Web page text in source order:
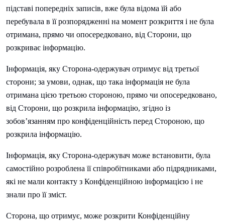
підставі попередніх записів, вже була відома їй або
перебувала в її розпорядженні на момент розкриття і не була
отримана, прямо чи опосередковано, від Сторони, що
розкриває інформацію.
Інформація, яку Сторона-одержувач отримує від третьої
сторони; за умови, однак, що така інформація не була
отримана цією третьою стороною, прямо чи опосередковано,
від Сторони, що розкрила інформацію, згідно із
зобов’язанням про конфіденційність перед Стороною, що
розкрила інформацію.
Інформація, яку Сторона-одержувач може встановити, була
самостійно розроблена її співробітниками або підрядниками,
які не мали контакту з Конфіденційною інформацією і не
знали про її зміст.
Сторона, що отримує, може розкрити Конфіденційну